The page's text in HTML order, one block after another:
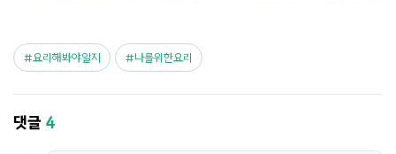
요리해봐야알지 나를위한요리
댓글 4